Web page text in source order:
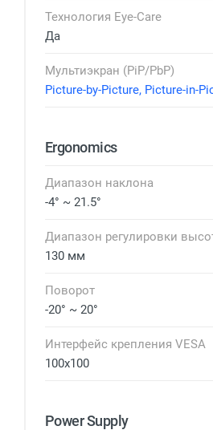
Технология Eye-Care
Да
Мультиэкран (PiP/PbP)
Picture-by-Picture, Picture-in-
Ergonomics
Диапазон наклона
-4° ~ 21.5°
Диапазон регулировки
130 мм
Поворот
-20° ~ 20°
Интерфейс крепления VESA
100x100
Power Supply